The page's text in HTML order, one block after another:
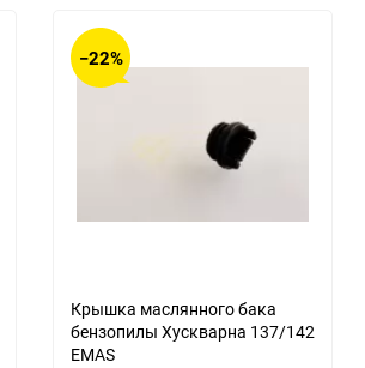
−22%
Крышка маслянного бака
бензопилы Хускварна 137/142
EMAS